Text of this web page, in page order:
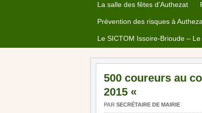
La salle des fêtes d’Authezat
Prévention des risques à
Le SICTOM Issoire-Brioude – Le
500 coureurs au
2015 «
PAR SECRÉTAIRE DE MAIRIE